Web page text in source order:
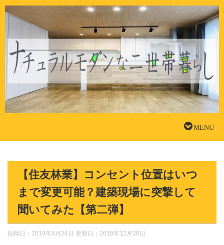
【住友林業】コンセント位置はいつ
まで変更可能？建築現場に突撃して
聞いてみた【第二弾】
投稿日：2018年8月24日 更新日： 2019年12月20日